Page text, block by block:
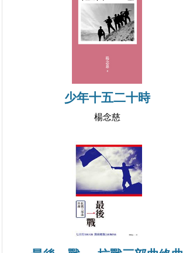
少年十五二十時
楊念慈